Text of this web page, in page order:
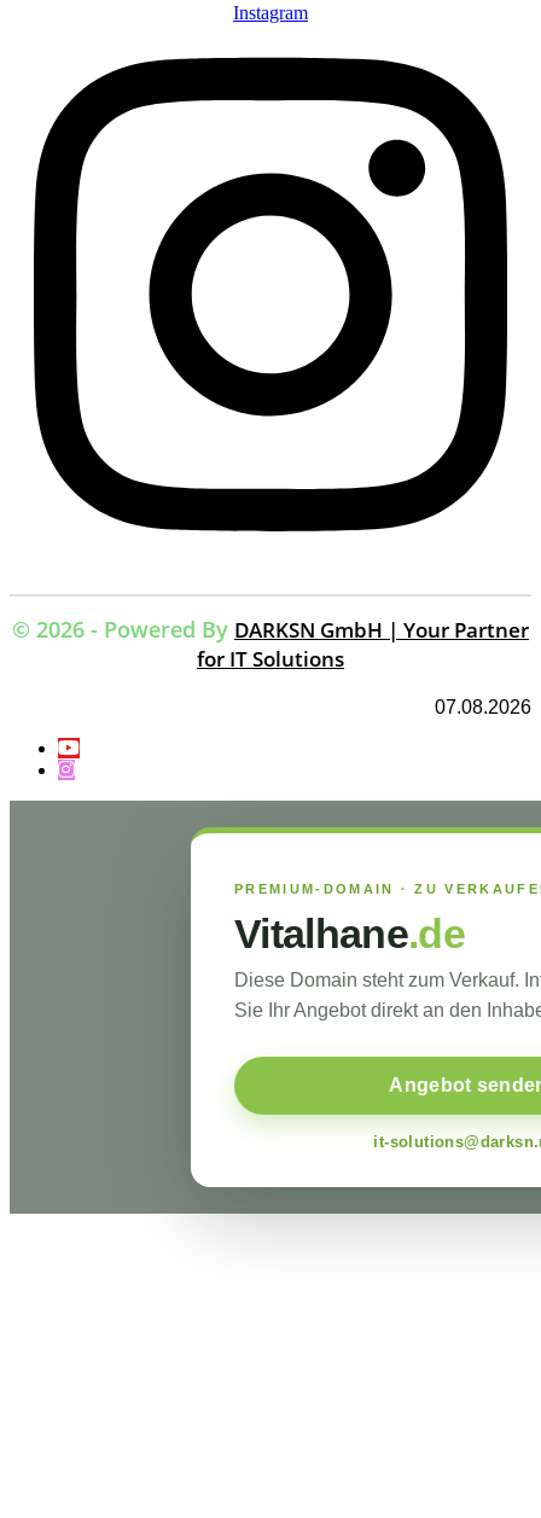
Instagram
© 2026 - Powered By DARKSN GmbH | Your Partner
for IT Solutions
07.08.2026
PREMIUM-DOMAIN · ZU
Vitalhane.de
Diese Domain steht zum Verkauf.
Sie Ihr Angebot direkt an den
Angebot
it-